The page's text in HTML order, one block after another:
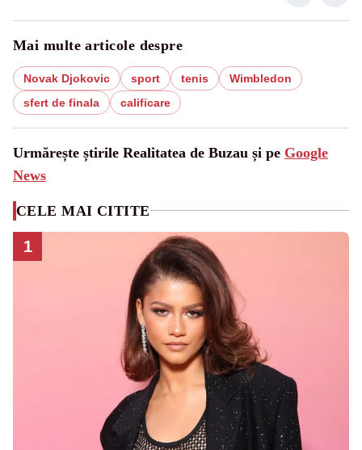
Mai multe articole despre
Novak Djokovic sport tenis
Wimbledon
sfert de finala
calificare
Urmărește știrile Realitatea de Buzau și pe Google
News
CELE MAI CITITE
1